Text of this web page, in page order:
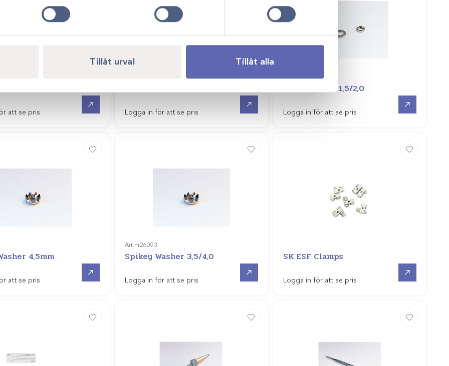
Tillåt urval Tillåt alla
att se pris Logga in för att se pris
Art.nr26098
Washer plain 1,5/2,0
Logga in för att se pris
4,5mm
att se pris
Art.nr26093
Spikey Washer 3,5/4,0
Logga in för att se pris
SK ESF Clamps
Logga in för att se pris